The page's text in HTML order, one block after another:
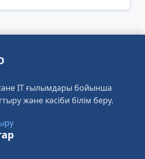
IT ғылымдары бойынша
және кәсіби білім беру.